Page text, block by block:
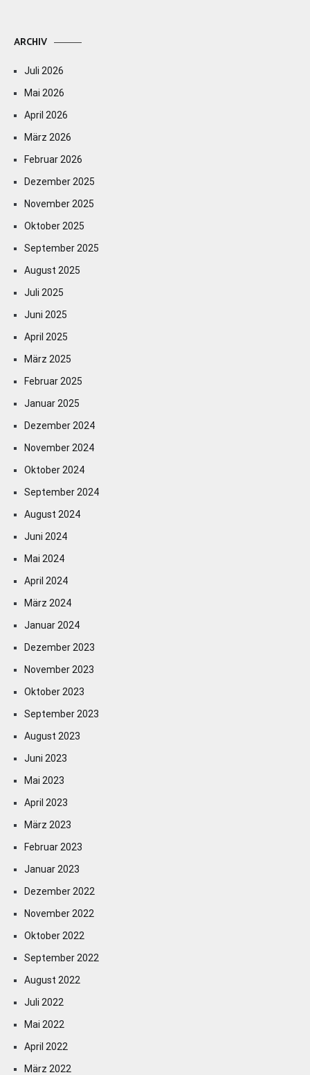
ARCHIV
Juli 2026
Mai 2026
April 2026
März 2026
Februar 2026
Dezember 2025
November 2025
Oktober 2025
September 2025
August 2025
Juli 2025
Juni 2025
April 2025
März 2025
Februar 2025
Januar 2025
Dezember 2024
November 2024
Oktober 2024
September 2024
August 2024
Juni 2024
Mai 2024
April 2024
März 2024
Januar 2024
Dezember 2023
November 2023
Oktober 2023
September 2023
August 2023
Juni 2023
Mai 2023
April 2023
März 2023
Februar 2023
Januar 2023
Dezember 2022
November 2022
Oktober 2022
September 2022
August 2022
Juli 2022
Mai 2022
April 2022
März 2022